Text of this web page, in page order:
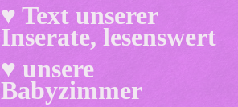
♥ Text unserer
Inserate, lesenswert
♥ unsere
Babyzimmer